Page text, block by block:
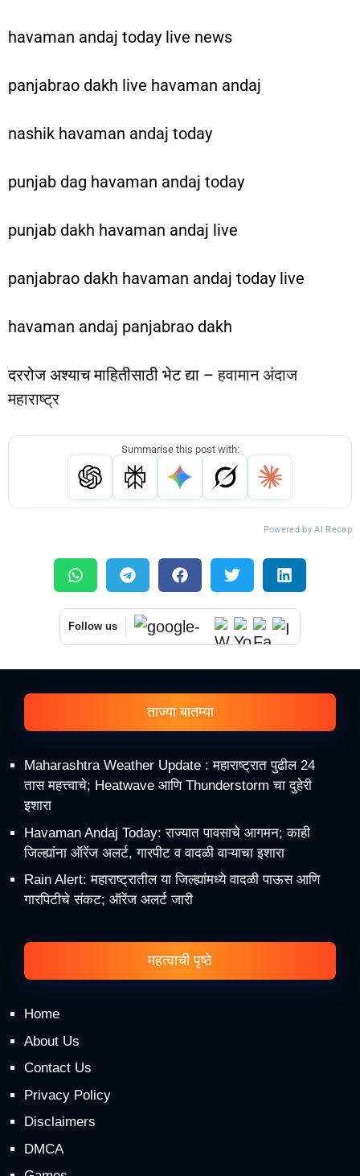
havaman andaj today live news
panjabrao dakh live havaman andaj
nashik havaman andaj today
punjab dag havaman andaj today
punjab dakh havaman andaj live
panjabrao dakh havaman andaj today live
havaman andaj panjabrao dakh
दररोज अश्याच माहितीसाठी भेट द्या –हवामान अंदाज
महाराष्ट्र
Summarise this post with:
Powered by AI Recap
Follow us
ताज्या बातम्या
Maharashtra Weather Update : महाराष्ट्रात पुढील 24
तास महत्त्वाचे; Heatwave आणि Thunderstorm चा दुहेरी
इशारा
Havaman Andaj Today: राज्यात पावसाचे आगमन; काही
जिल्ह्यांना ऑरेंज अलर्ट, गारपीट व वादळी वाऱ्याचा इशारा
Rain Alert: महाराष्ट्रातील या जिल्ह्यांमध्ये वादळी पाऊस आणि
गारपिटीचे संकट; ऑरेंज अलर्ट जारी
महत्वाची पृष्ठे
Home
About Us
Contact Us
Privacy Policy
Disclaimers
DMCA